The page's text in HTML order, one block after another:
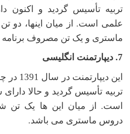
تربیه تأسیس گردید و اکنون
علمی است. از میان این­ها، دو
ماستری و یک تن مصروف برنامه
7. دیپارتمنت انگلیسی
این
تربیه تأسیس گردید و حالا
است. از میان این ها یک تن
دروس ماستری می باشد.